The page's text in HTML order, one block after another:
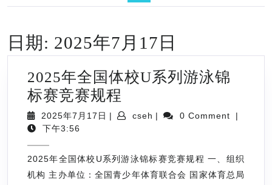
日期: 2025年7月17日
2025年全国体校U系列游泳锦
标赛竞赛规程
年
体
2025年7月17日 2025
月
17
日
| cseh cseh
| 0 Comment
|
下午3:56
2025年全国体校U系列游泳锦标赛竞赛规程 一、组织
机构 主办单位：全国青少年体育联合会 国家体育总局